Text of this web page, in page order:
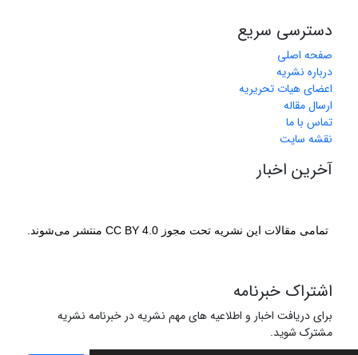
دسترسی سریع
صفحه اصلی
درباره نشریه
اعضای هیات تحریریه
ارسال مقاله
تماس با ما
نقشه سایت
آخرین اخبار
تمامی مقالات این نشریه تحت مجوز CC BY 4.0 منتشر می‌شوند.
اشتراک خبرنامه
برای دریافت اخبار و اطلاعیه های مهم نشریه در خبرنامه نشریه
مشترک شوید.